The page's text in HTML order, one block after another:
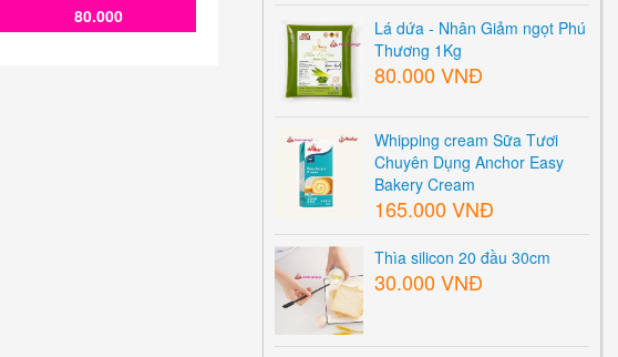
80.000
Lá dứa - Nhân Giảm ngọt Phú
Thương 1Kg
80.000 VNĐ
Whipping cream Sữa Tươi
Chuyên Dụng Anchor Easy
Bakery Cream
165.000 VNĐ
Thìa silicon 20 đầu 30cm
30.000 VNĐ